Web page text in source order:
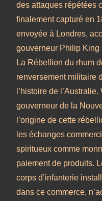
des attaques répétées
finalement capturé en
envoyée à Londres,
gouverneur Philip King
La Rébellion du rhum
renversement militaire
l’histoire de
gouverneur de la
l’origine de cette
les échanges
spiritueux comme
paiement de produits.
corps d’infanterie
dans ce commerce,